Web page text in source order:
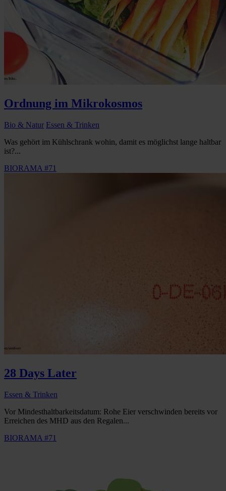
Ordnung im Mikrokosmos
Bio & Natur Essen & Trinken
Was gehört im Kühlschrank wohin, damit es möglichst lange haltbar
ist?...
BIORAMA #71
28 Days Later
Essen & Trinken
Vor Mindesthaltbarkeitsdatum: Rohe Eier verschwinden bereits vor
Erreichen des MHD aus den Regalen...
BIORAMA #71